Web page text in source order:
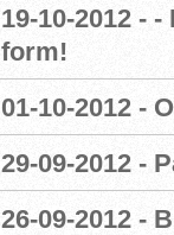
19-10-2012 -
form!
01-10-2012 -
29-09-2012 -
26-09-2012 -